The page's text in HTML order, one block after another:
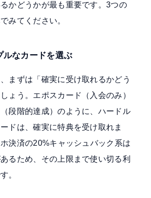
かどうかが最も重要です。3つの
みてください。
ルなカードを選ぶ
まずは「確実に受け取れるかどう
ょう。エポスカード（入会のみ）
段階的達成）のように、ハードル
ドは、確実に特典を受け取れま
決済の20%キャッシュバック系は
るため、その上限まで使い切る利
。